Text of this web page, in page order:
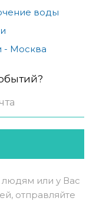
воды
- Москва
людям или у Вас
отправляйте